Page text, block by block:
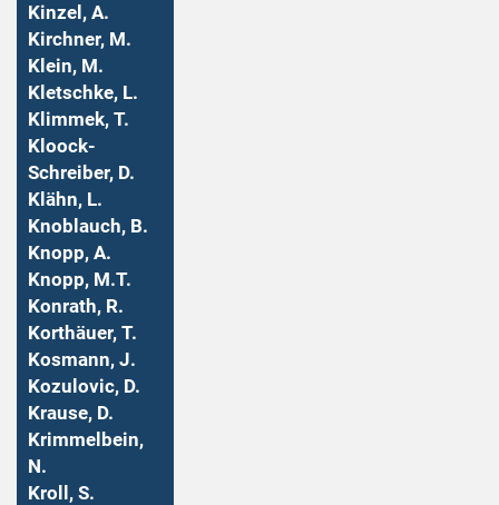
Kinzel, A.
Kirchner, M.
Klein, M.
Kletschke, L.
Klimmek, T.
Kloock-
Schreiber, D.
Klähn, L.
Knoblauch, B.
Knopp, A.
Knopp, M.T.
Konrath, R.
Korthäuer, T.
Kosmann, J.
Kozulovic, D.
Krause, D.
Krimmelbein,
N.
Kroll, S.